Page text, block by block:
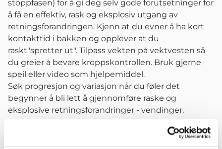
stoppfasen) for å gi deg selv gode forutsetninger for
å få en effektiv, rask og eksplosiv utgang av
retningsforandringen. Kjenn at du evner å ha kort
kontakttid i bakken og opplever at du
raskt"spretter ut". Tilpass vekten på vektvesten så
du greier å bevare kroppskontrollen. Bruk gjerne
speil eller video som hjelpemiddel.
Søk progresjon og variasjon når du føler det
begynner å bli lett å gjennomføre raske og
eksplosive retningsforandringer - vendinger.